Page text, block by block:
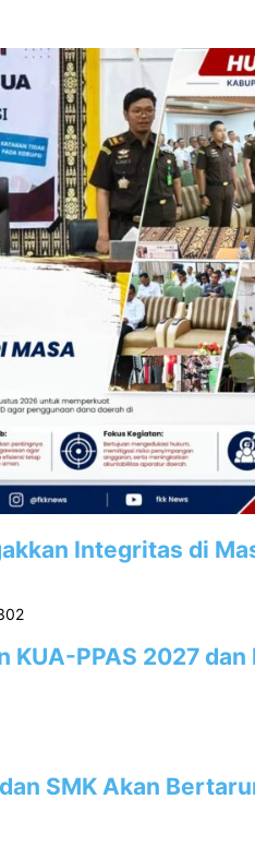
Integritas di
2
KUA-PPAS 2027
SMK Akan